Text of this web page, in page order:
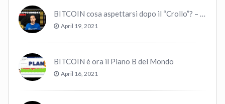
BITCOIN cosa aspettarsi dopo il “Crollo”? – CryptoMonday NEWS w16/’21
April 19, 2021
BITCOIN è ora il Piano B del Mondo
April 16, 2021